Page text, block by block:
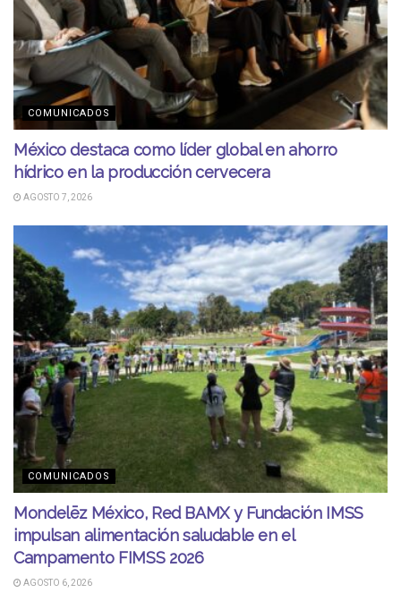
COMUNICADOS
México destaca como líder global en ahorro
hídrico en la producción cervecera
AGOSTO 7, 2026
COMUNICADOS
Mondelēz México, Red BAMX y Fundación IMSS
impulsan alimentación saludable en el
Campamento FIMSS 2026
AGOSTO 6, 2026